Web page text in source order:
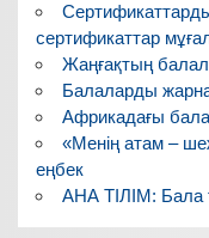
сертификаттар
Жаңғақтың
Балаларды
Африкадағы
«Менің атам –
еңбек
АНА ТІЛІМ: Бала